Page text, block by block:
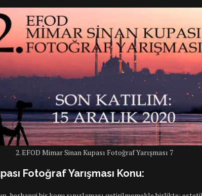
2. EFOD Mimar Sinan Kupası Fotoğraf Yarışması 7
Fotoğraf Yarışması Konu: